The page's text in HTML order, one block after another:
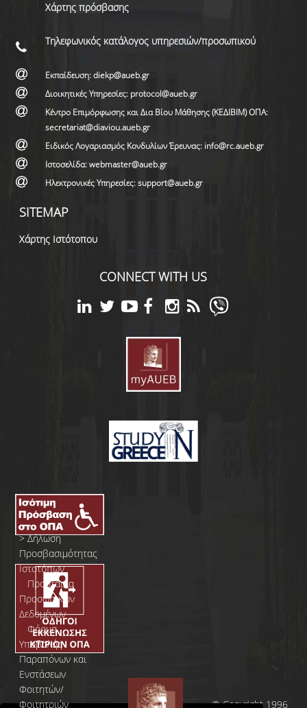
Χάρτης πρόσβασης
Τηλεφωνικός κατάλογος υπηρεσιών/προσωπικού
Εκπαίδευση: diekp@aueb.gr
Διοικητικές Υπηρεσίες: protocol@aueb.gr
Κέντρο Επιμόρφωσης και Δια Βίου Μάθησης (ΚΕΔΙΒΙΜ) ΟΠΑ:
secretariat@diaviou.aueb.gr
Ειδικός Λογαριασμός Κονδυλίων Έρευνας: info@rc.aueb.gr
Ιστοσελίδα: webmaster@aueb.gr
Ηλεκτρονικές Υπηρεσίες: support@aueb.gr
SITEMAP
Χάρτης Ιστότοπου
CONNECT WITH US
>Δήλωση
Προσβασιμότητας
Ιστοτόπων
Προστασία
Προσωπικών
Δεδομένων
Φόρμα
Yποβολής
Παραπόνων και
Ενστάσεων
Φοιτητών/
Φοιτητριών
© Copyright 1996